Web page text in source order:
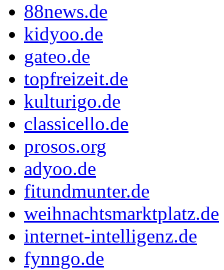
88news.de
kidyoo.de
gateo.de
topfreizeit.de
kulturigo.de
classicello.de
prosos.org
adyoo.de
fitundmunter.de
weihnachtsmarktplatz.de
internet-intelligenz.de
fynngo.de